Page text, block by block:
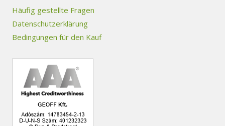
Optionen
können
auf
Produktseite
gewählt
werden
Häufig gestellte Fragen
Datenschutzerklärung
Bedingungen für den Kauf